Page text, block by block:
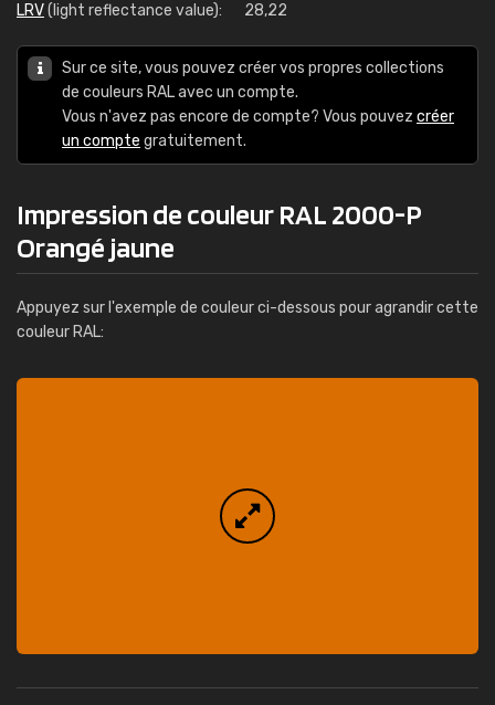
LRV(light reflectance value): 28,22
Sur ce site, vous pouvez créer vos propres collections
de couleurs RAL avec un compte.
Vous n'avez pas encore de compte? Vous pouvez créer
un compte gratuitement.
Impression de couleur RAL 2000-P
Orangé jaune
Appuyez sur l'exemple de couleur ci-dessous pour agrandir cette
couleur RAL: